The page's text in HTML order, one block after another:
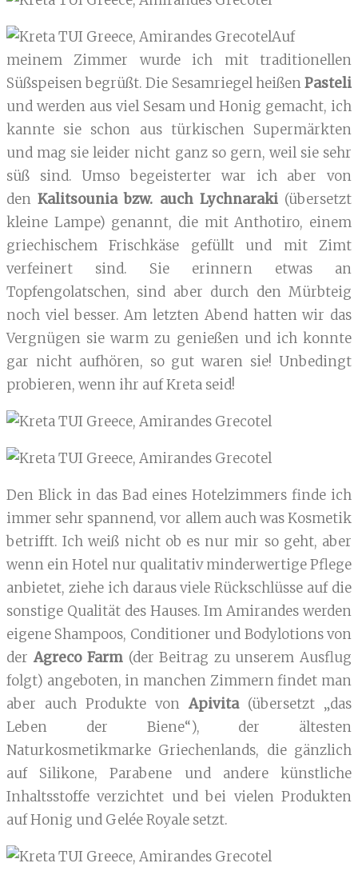
Auf
meinem Zimmer wurde ich mit traditionellen
Süßspeisen begrüßt. Die Sesamriegel heißenPasteli
und werden aus viel Sesam und Honig gemacht, ich
kannte sie schon aus türkischen Supermärkten
und mag sie leider nicht ganz so gern, weil sie sehr
süß sind. Umso begeisterter war ich aber von
denKalitsounia bzw. auch Lychnaraki(übersetzt
kleine Lampe) genannt, die mit Anthotiro, einem
griechischem Frischkäse gefüllt und mit Zimt
verfeinert sind. Sie erinnern etwas an
Topfengolatschen, sind aber durch den Mürbteig
noch viel besser. Am letzten Abend hatten wir das
Vergnügen sie warm zu genießen und ich konnte
gar nicht aufhören, so gut waren sie! Unbedingt
probieren, wenn ihr auf Kreta seid!
Den Blick in das Bad eines Hotelzimmers finde ich
immer sehr spannend, vor allem auch was Kosmetik
betrifft. Ich weiß nicht ob es nur mir so geht, aber
wenn ein Hotel nur qualitativ minderwertige Pflege
anbietet, ziehe ich daraus viele Rückschlüsse auf die
sonstige Qualität des Hauses. Im Amirandes werden
eigene Shampoos, Conditioner und Bodylotions von
der Agreco Farm (der Beitrag zu unserem Ausflug
folgt) angeboten, in manchen Zimmern findet man
aber auch Produkte von Apivita(übersetzt „das
Leben der Biene“), der ältesten
Naturkosmetikmarke Griechenlands, die gänzlich
auf Silikone, Parabene und andere künstliche
Inhaltsstoffe verzichtet und bei vielen Produkten
auf Honig und Gelée Royale setzt.